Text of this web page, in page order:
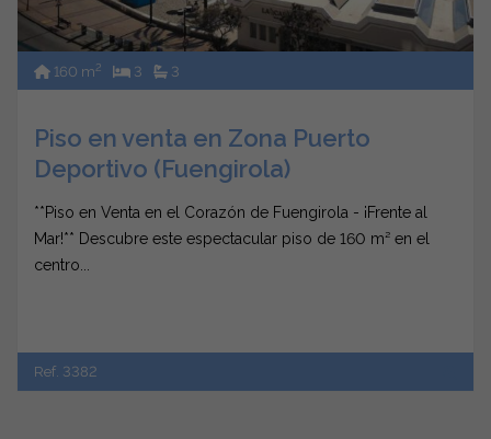
160 m2 3 3
Piso en venta en Zona Puerto
Deportivo (Fuengirola)
**Piso en Venta en el Corazón de Fuengirola - ¡Frente al
Mar!** Descubre este espectacular piso de 160 m² en el
centro...
Ref. 3382